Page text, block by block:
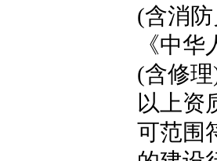
(含消
《中
(含修
以上资
可范围